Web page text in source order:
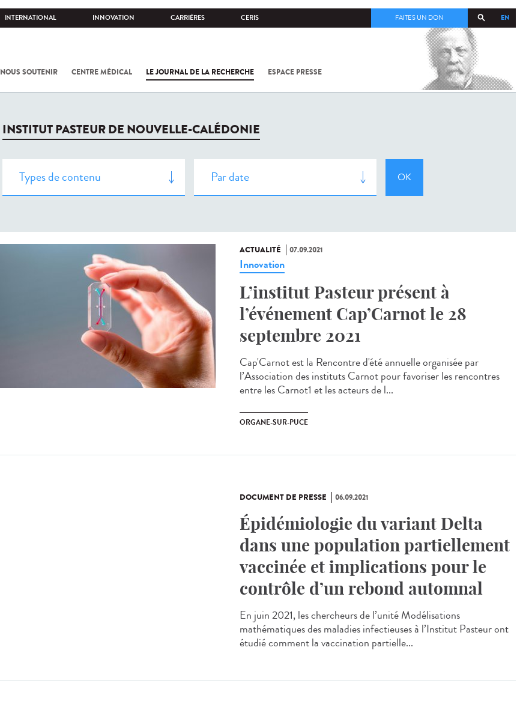
INTERNATIONAL INNOVATION CARRIÈRES CERIS EN
FAITES UN DON
NOUS SOUTENIR CENTRE MÉDICAL LE JOURNAL DE LA RECHERCHE ESPACE PRESSE
COV-2 /
INSTITUT PASTEUR DE NOUVELLE-CALÉDONIE
ACTUALITÉ 07.09.2021
Innovation
L’institut Pasteur présent à
l’événement Cap’Carnot le 28
septembre 2021
Cap'Carnot est la Rencontre d'été annuelle organisée par
l’Association des instituts Carnot pour favoriser les rencontres
entre les Carnot1 et les acteurs de l...
ORGANE-SUR-PUCE
DOCUMENT DE PRESSE 06.09.2021
Épidémiologie du variant Delta
dans une population partiellement
vaccinée et implications pour le
contrôle d’un rebond automnal
En juin 2021, les chercheurs de l’unité Modélisations
mathématiques des maladies infectieuses à l’Institut Pasteur ont
étudié comment la vaccination partielle...